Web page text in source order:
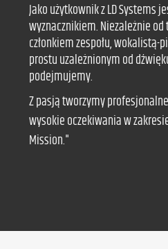
Jako użytkownik z LD Systems
wyznacznikiem. Niezależnie
członkiem zespołu,
prostu uzależnionym od
podejmujemy.
Z pasją tworzymy
wysokie oczekiwania w
Mission."